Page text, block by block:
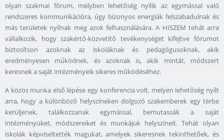
olyan szakmai fórum, melyben lehetőség nyílik az egymással való
rendszeres kommunikációra, úgy bizonyos energiák felszabadulnak és
más területek nyílnak meg azok felhasználására. A HISZEM tehát arra
vállalkozik, hogy szakértő-közvetítő tevékenységet kifejtve fórumot
biztosítson azoknak az iskoláknak és pedagógusoknak, akik
eredményesen működnek, és azoknak is, akik mintát, módszert
keresnek a saját intézményeik sikeres működéséhez.
A közös munka első lépése egy konferencia volt, melyen lehetőség nyílt
arra, hogy a különböző helyszíneken dolgozó szakemberek egy térbe
kerüljenek, találkozzanak egymással, bemutassák a saját
intézményüket, módszereiket és munkájuk helyszíneit. Tehát olyan
iskolák képviseltették magukat, amelyek sikeresnek tekinthetőek, és